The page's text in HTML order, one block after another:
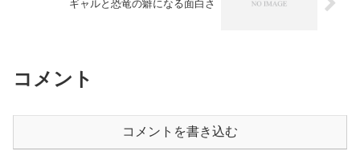
ギャルと恐竜の癖になる面白さ
コメント
コメントを書き込む